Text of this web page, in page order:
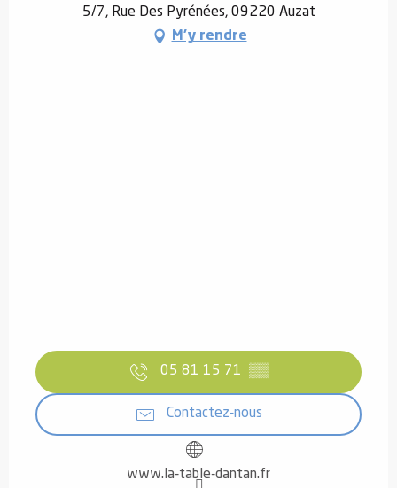
5/7, Rue Des Pyrénées, 09220 Auzat
M'y rendre
05 81 15 71 ▒▒
Contactez-nous
www.la-table-dantan.fr